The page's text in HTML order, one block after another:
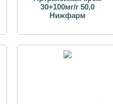
30+100мг/г 50,0
Нижфарм